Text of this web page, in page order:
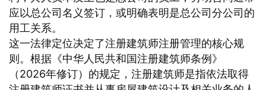
应以总公司名义签订，或明确表明是总公司分公司的
用工关系。
这一法律定位决定了注册建筑师注册管理的核心规
则。根据《中华人民共和国注册建筑师条例》
（2026年修订）的规定，注册建筑师是指依法取得